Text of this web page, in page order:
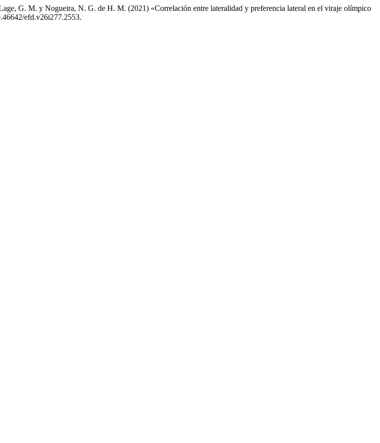
G. M. y Nogueira, N. G. de H. M. (2021) «Correlación entre lateralidad y preferencia lateral en el viraje olímpico
efd.v26i277.2553.